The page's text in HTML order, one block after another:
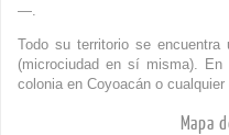
—.
Todo su territorio se
(microciudad en sí misma). En
colonia en Coyoacán o
Mapa